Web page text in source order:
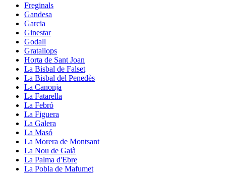
Freginals
Gandesa
Garcia
Ginestar
Godall
Gratallops
Horta de Sant Joan
La Bisbal de Falset
La Bisbal del Penedès
La Canonja
La Fatarella
La Febró
La Figuera
La Galera
La Masó
La Morera de Montsant
La Nou de Gaià
La Palma d'Ebre
La Pobla de Mafumet